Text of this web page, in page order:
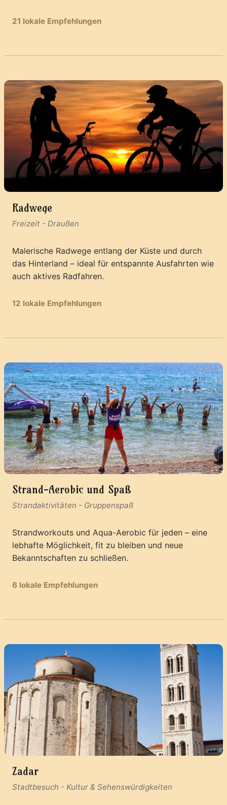
21 lokale Empfehlungen
Radwege
Freizeit - Draußen
Malerische Radwege entlang der Küste und durch
das Hinterland – ideal für entspannte Ausfahrten wie
auch aktives Radfahren.
12 lokale Empfehlungen
Strand-Aerobic und Spaß
Strandaktivitäten - Gruppenspaß
Strandworkouts und Aqua-Aerobic für jeden – eine
lebhafte Möglichkeit, fit zu bleiben und neue
Bekanntschaften zu schließen.
6 lokale Empfehlungen
Zadar
Stadtbesuch - Kultur & Sehenswürdigkeiten